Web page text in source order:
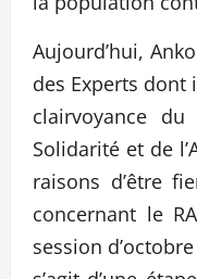
Aujourd’hui,
des Experts dont
clairvoyance
Solidarité et de
raisons d’être
concernant le
session